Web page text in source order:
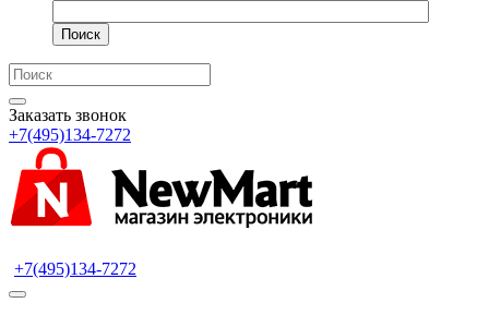
Поиск
Заказать звонок
+7(495)134-7272
+7(495)134-7272